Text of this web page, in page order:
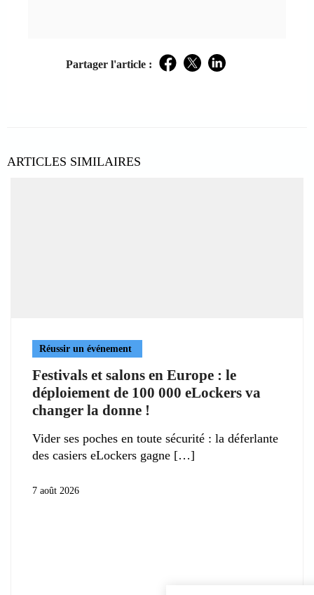
Partager l'article : Facebook
TwitterLinkedIn
ARTICLES SIMILAIRES
Réussir un événement
Festivals et salons en Europe : le
déploiement de 100 000 eLockers va
changer la donne !
Vider ses poches en toute sécurité : la déferlante
des casiers eLockers gagne
7 août 2026